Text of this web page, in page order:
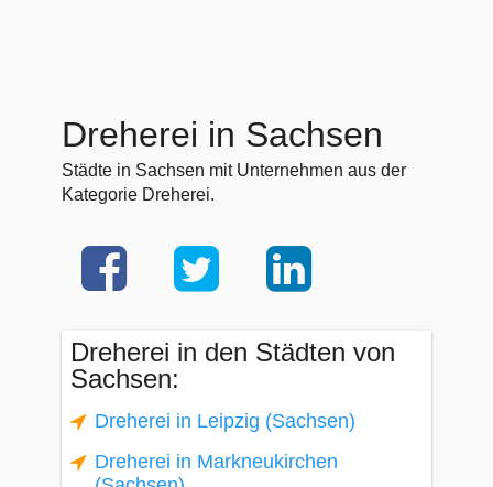
Dreherei in Sachsen
Städte in Sachsen mit Unternehmen aus der
Kategorie Dreherei.
Dreherei in den Städten von
Sachsen:
Dreherei in Leipzig (Sachsen)
Dreherei in Markneukirchen